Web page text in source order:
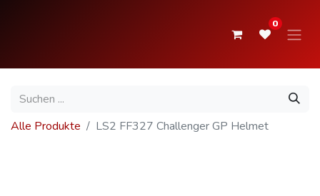
0
Alle Produkte LS2 FF327 Challenger GP Helmet